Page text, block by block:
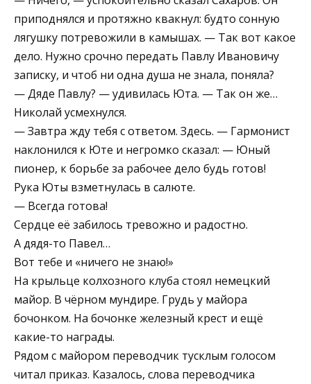
приподнялся и протяжно квакнул: будто сонную
лягушку потревожили в камышах. — Так вот какое
дело. Нужно срочно передать Павлу Ивановичу
записку, и чтоб ни одна душа не знала, поняла?
— Дяде Павлу? — удивилась Юта. — Так он же…
Николай усмехнулся.
— Завтра жду тебя с ответом. Здесь. — Гармонист
наклонился к Юте и негромко сказал: — Юный
пионер, к борьбе за рабочее дело будь готов!
Рука Юты взметнулась в салюте.
— Всегда готова!
Сердце её забилось тревожно и радостно.
А дядя-то Павел…
Вот тебе и «ничего не знаю!»
На крыльце колхозного клуба стоял немецкий
майор. В чёрном мундире. Грудь у майора
бочонком. На бочонке железный крест и ещё
какие-то награды.
Рядом с майором переводчик тусклым голосом
читал приказ. Казалось, слова переводчика